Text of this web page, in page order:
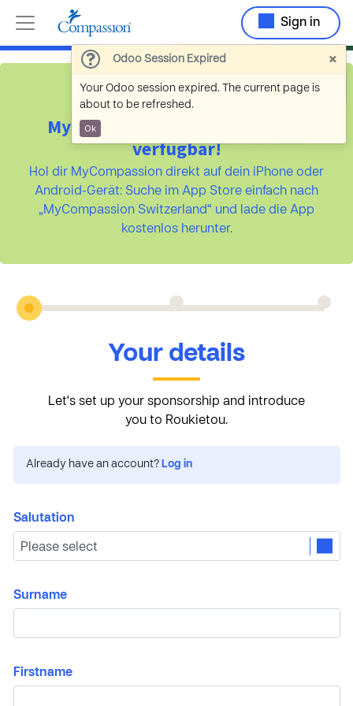
Odoo Session Expired ×
Your Odoo session expired. The current page is
about to be refreshed.
Ok
Sign in
MyCompassion ist jetzt als App
verfügbar!
Hol dir MyCompassion direkt auf dein iPhone oder
Android-Gerät: Suche im App Store einfach nach
„MyCompassion Switzerland“ und lade die App
kostenlos herunter.
Your details
Let's set up your sponsorship and introduce
you to Roukietou.
Already have an account? Log in
Salutation
Surname
Firstname